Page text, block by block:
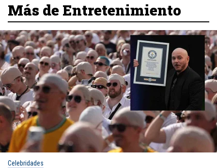
Más de Entretenimiento
Celebridades